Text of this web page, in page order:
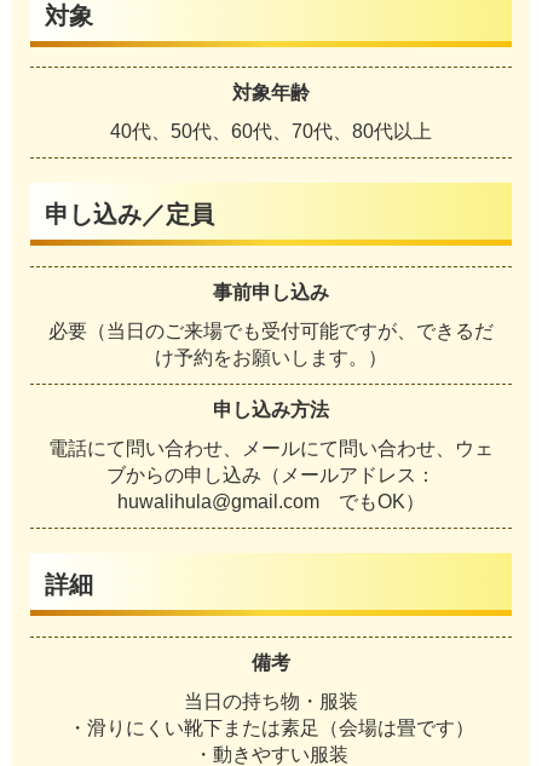
対象
対象年齢
40代、50代、60代、70代、80代以上
申し込み／定員
事前申し込み
必要（当日のご来場でも受付可能ですが、できるだ
け予約をお願いします。）
申し込み方法
電話にて問い合わせ、メールにて問い合わせ、ウェ
ブからの申し込み（メールアドレス：
huwalihula@gmail.com でもOK）
詳細
備考
当日の持ち物・服装
・滑りにくい靴下または素足（会場は畳です）
・動きやすい服装